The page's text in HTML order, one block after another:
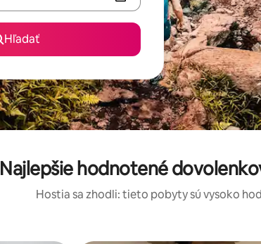
Hľadať
Najlepšie hodnotené
Hostia sa zhodli: tieto pobyty sú vysoko